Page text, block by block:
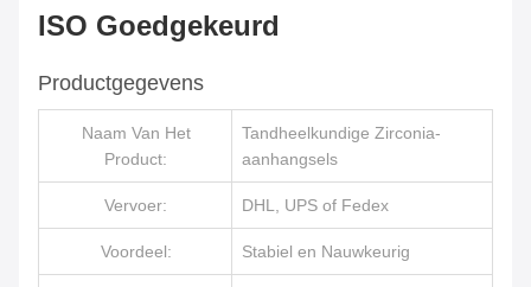
ISO Goedgekeurd
Productgegevens
Naam Van Het
Product:
Tandheelkundige Zirconia-
aanhangsels
Vervoer: DHL, UPS of Fedex
Voordeel: Stabiel en Nauwkeurig